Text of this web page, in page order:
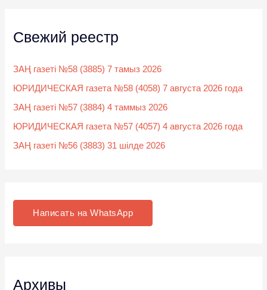
Свежий реестр
ЗАҢ газеті №58 (3885) 7 тамыз 2026
ЮРИДИЧЕСКАЯ газета №58 (4058) 7 августа 2026 года
ЗАҢ газеті №57 (3884) 4 таммыз 2026
ЮРИДИЧЕСКАЯ газета №57 (4057) 4 августа 2026 года
ЗАҢ газеті №56 (3883) 31 шілде 2026
Написать на WhatsApp
Архивы